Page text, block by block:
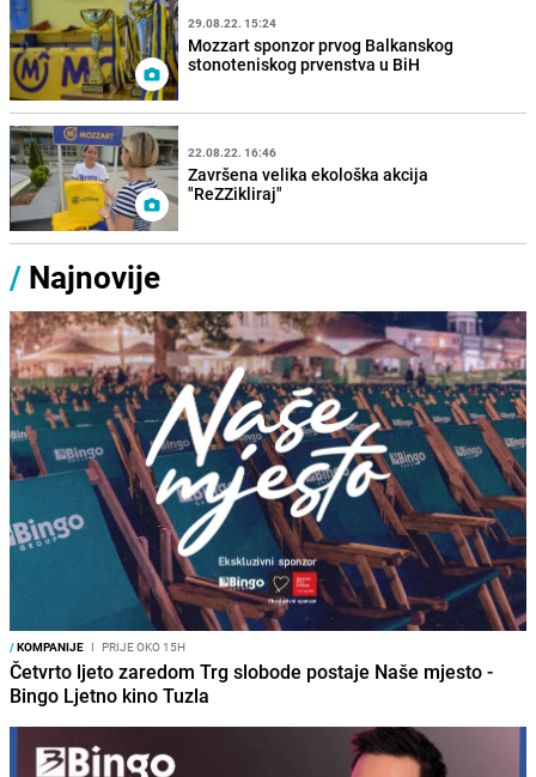
29.08.22. 15:24
Mozzart sponzor prvog Balkanskog
stonoteniskog prvenstva u BiH
22.08.22. 16:46
Završena velika ekološka akcija
"ReZZikliraj"
/ Najnovije
/KOMPANIJE I PRIJE OKO 15H
Četvrto ljeto zaredom Trg slobode postaje Naše mjesto -
Bingo Ljetno kino Tuzla